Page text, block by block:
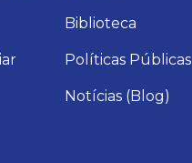
Biblioteca
Políticas Públicas
Notícias (Blog)